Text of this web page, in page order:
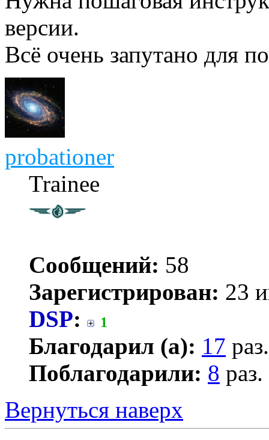
версии.
Всё очень запутано для
probationer
Trainee
Сообщений: 58
Зарегистрирован: 23
DSP: 1
Благодарил (а): 17 раз.
Поблагодарили: 8 раз.
Вернуться наверх